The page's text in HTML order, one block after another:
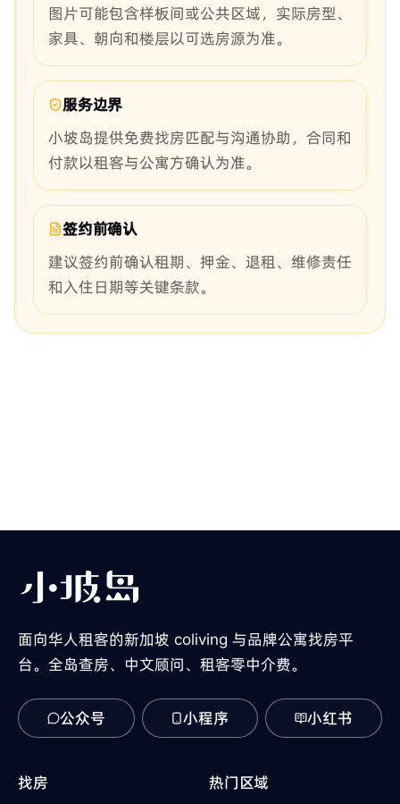
图片可能包含样板间或公共区域，实际房型、
家具、朝向和楼层以可选房源为准。
服务边界
小坡岛提供免费找房匹配与沟通协助，合同和
付款以租客与公寓方确认为准。
签约前确认
建议签约前确认租期、押金、退租、维修责任
和入住日期等关键条款。
面向华人租客的新加坡 coliving 与品牌公寓找房平
台。全岛查房、中文顾问、租客零中介费。
公众号 小程序 小红书
找房
热门区域